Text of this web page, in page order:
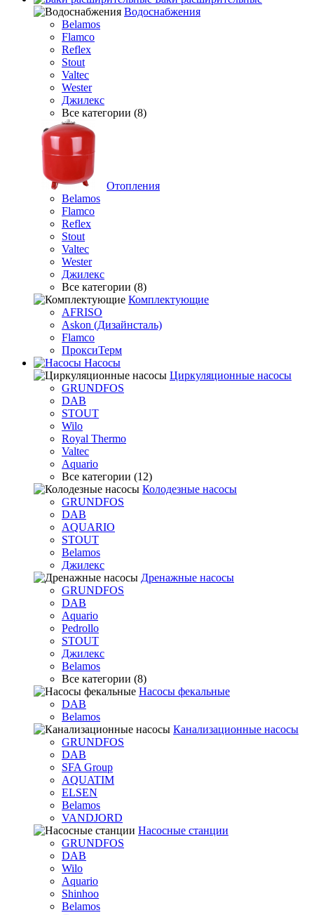
Водоснабжения
Belamos
Flamco
Reflex
Stout
Valtec
Wester
Джилекс
Все категории (8)
Отопления
Belamos
Flamco
Reflex
Stout
Valtec
Wester
Джилекс
Все категории (8)
Комплектующие
AFRISO
Askon (Дизайнсталь)
Flamco
ПроксиТерм
Насосы
Циркуляционные насосы
GRUNDFOS
DAB
STOUT
Wilo
Royal Thermo
Valtec
Aquario
Все категории (12)
Колодезные насосы
GRUNDFOS
DAB
AQUARIO
STOUT
Belamos
Джилекс
Дренажные насосы
GRUNDFOS
DAB
Aquario
Pedrollo
STOUT
Джилекс
Belamos
Все категории (8)
Насосы фекальные
DAB
Belamos
Канализационные насосы
GRUNDFOS
DAB
SFA Group
AQUATIM
ELSEN
Belamos
VANDJORD
Насосные станции
GRUNDFOS
DAB
Wilo
Aquario
Shinhoo
Belamos